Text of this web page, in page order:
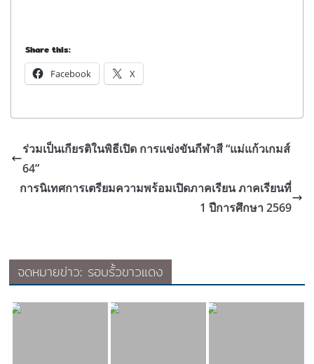
Share this:
Facebook X
ร่วมเป็นเกียรติในพิธีเปิด การแข่งขันกีฬาสี “แม่แก้วเกมส์
64”
การนิเทศการเตรียมความพร้อมเปิดภาคเรียน ภาคเรียนที่
1 ปีการศึกษา 2569
จดหมายข่าว: รอบรั้วขาวแดง